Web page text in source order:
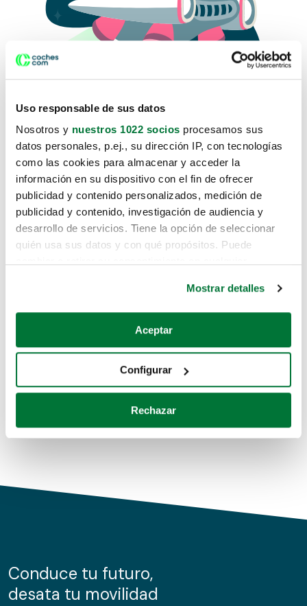
Uso responsable de sus datos
Nosotros y nuestros 1022 socios procesamos sus
datos personales, p.ej., su dirección IP, con tecnologías
como las cookies para almacenar y acceder la
información en su dispositivo con el fin de ofrecer
publicidad y contenido personalizados, medición de
publicidad y contenido, investigación de audiencia y
desarrollo de servicios. Tiene la opción de seleccionar
quién usa sus datos y con qué propósitos. Puede
Si lo permite, también quisiéramos:
Recopilar información sobre su ubicación geográfica
Identificar su dispositivo analizándolo activamente
para buscar características específicas (huellas
Obtenga más información sobre cómo se procesan sus
de cookies.
información sobre el uso que haga del sitio web con
nuestros partners de redes sociales, publicidad y análisis
Mostrar detalles
Aceptar
Configurar
Rechazar
Lo sentimos, no sabemos como
te hemos traido hasta aquí.
Pero puedes encontrar el coche que estás
buscando en alguno de estos enlaces:
Coches de segunda mano
Coches de km0
Conduce tu futuro,
desata tu movilidad